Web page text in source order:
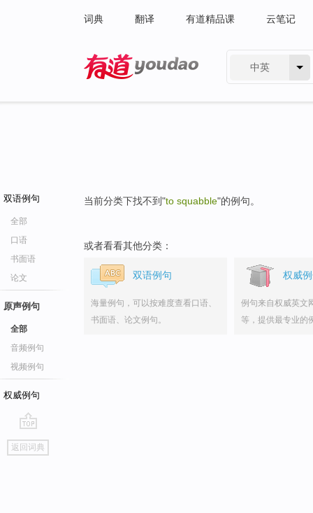
词典 翻译 有道精品课 云笔记
中英
双语例句
全部
口语
书面语
论文
原声例句
全部
音频例句
视频例句
权威例句
go
top
返回词典
当前分类下找不到"to squabble"的例句。
或者看看其他分类：
双语例句
海量例句，可以按难度查看口语、
书面语、论文例句。
权威
例句来自权威英文
等，提供最专业的